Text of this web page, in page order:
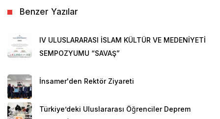
Benzer Yazılar
IV ULUSLARARASI İSLAM KÜLTÜR VE MEDENİYETİ
SEMPOZYUMU “SAVAŞ”
İnsamer'den Rektör Ziyareti
Türkiye’deki Uluslararası Öğrenciler Deprem